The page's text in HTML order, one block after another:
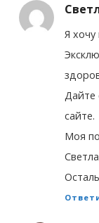
Я хочу
Дайте
сайте.
Моя